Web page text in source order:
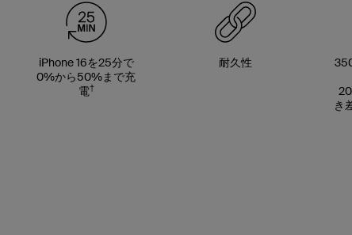
iPhone 16を25分で
0%から50%まで充
電†
耐久性
き